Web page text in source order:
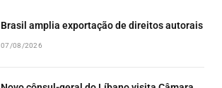
Brasil amplia exportação de direitos autorais
07/08/2026